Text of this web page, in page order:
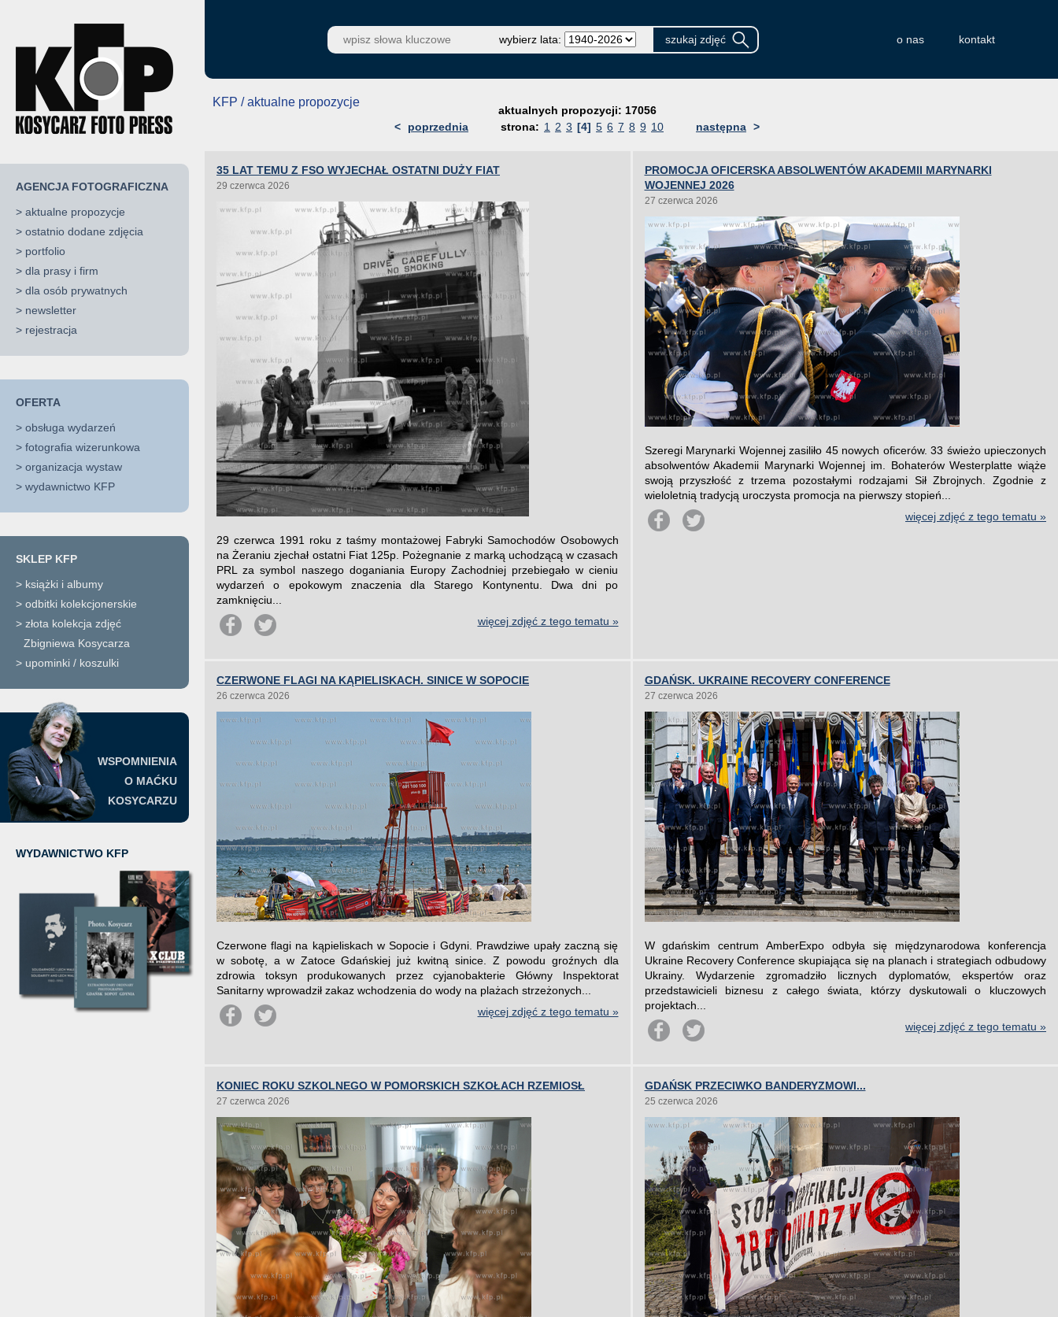
AGENCJA FOTOGRAFICZNA
> aktualne propozycje
> ostatnio dodane zdjęcia
> portfolio
> dla prasy i firm
> dla osób prywatnych
> newsletter
> rejestracja
OFERTA
> obsługa wydarzeń
> fotografia wizerunkowa
> organizacja wystaw
> wydawnictwo KFP
SKLEP KFP
> książki i albumy
> odbitki kolekcjonerskie
> złota kolekcja zdjęć
Zbigniewa Kosycarza
> upominki / koszulki
WSPOMNIENIA
O MAĆKU
KOSYCARZU
WYDAWNICTWO KFP
wybierz lata: o nas kontakt
KFP / aktualne propozycje
aktualnych propozycji: 17056
<
poprzednia strona: 1 2 3 [4] 5 6 7 8 9 10 następna >
35 LAT TEMU Z FSO WYJECHAŁ OSTATNI DUŻY FIAT
29 czerwca 2026
29 czerwca 1991 roku z taśmy montażowej Fabryki Samochodów Osobowych
na Żeraniu zjechał ostatni Fiat 125p. Pożegnanie z marką uchodzącą w czasach
PRL za symbol naszego doganiania Europy Zachodniej przebiegało w cieniu
wydarzeń o epokowym znaczenia dla Starego Kontynentu. Dwa dni po
zamknięciu...
więcej zdjęć z tego tematu »
PROMOCJA OFICERSKA ABSOLWENTÓW AKADEMII MARYNARKI
WOJENNEJ 2026
27 czerwca 2026
Szeregi Marynarki Wojennej zasiliło 45 nowych oficerów. 33 świeżo upieczonych
absolwentów Akademii Marynarki Wojennej im. Bohaterów Westerplatte wiąże
swoją przyszłość z trzema pozostałymi rodzajami Sił Zbrojnych. Zgodnie z
wieloletnią tradycją uroczysta promocja na pierwszy stopień...
więcej zdjęć z tego tematu »
CZERWONE FLAGI NA KĄPIELISKACH. SINICE W SOPOCIE
26 czerwca 2026
Czerwone flagi na kąpieliskach w Sopocie i Gdyni. Prawdziwe upały zaczną się
w sobotę, a w Zatoce Gdańskiej już kwitną sinice. Z powodu groźnych dla
zdrowia toksyn produkowanych przez cyjanobakterie Główny Inspektorat
Sanitarny wprowadził zakaz wchodzenia do wody na plażach strzeżonych...
więcej zdjęć z tego tematu »
GDAŃSK. UKRAINE RECOVERY CONFERENCE
27 czerwca 2026
W gdańskim centrum AmberExpo odbyła się międzynarodowa konferencja
Ukraine Recovery Conference skupiająca się na planach i strategiach odbudowy
Ukrainy. Wydarzenie zgromadziło licznych dyplomatów, ekspertów oraz
przedstawicieli biznesu z całego świata, którzy dyskutowali o kluczowych
projektach...
więcej zdjęć z tego tematu »
KONIEC ROKU SZKOLNEGO W POMORSKICH SZKOŁACH RZEMIOSŁ
27 czerwca 2026
GDAŃSK PRZECIWKO BANDERYZMOWI...
25 czerwca 2026